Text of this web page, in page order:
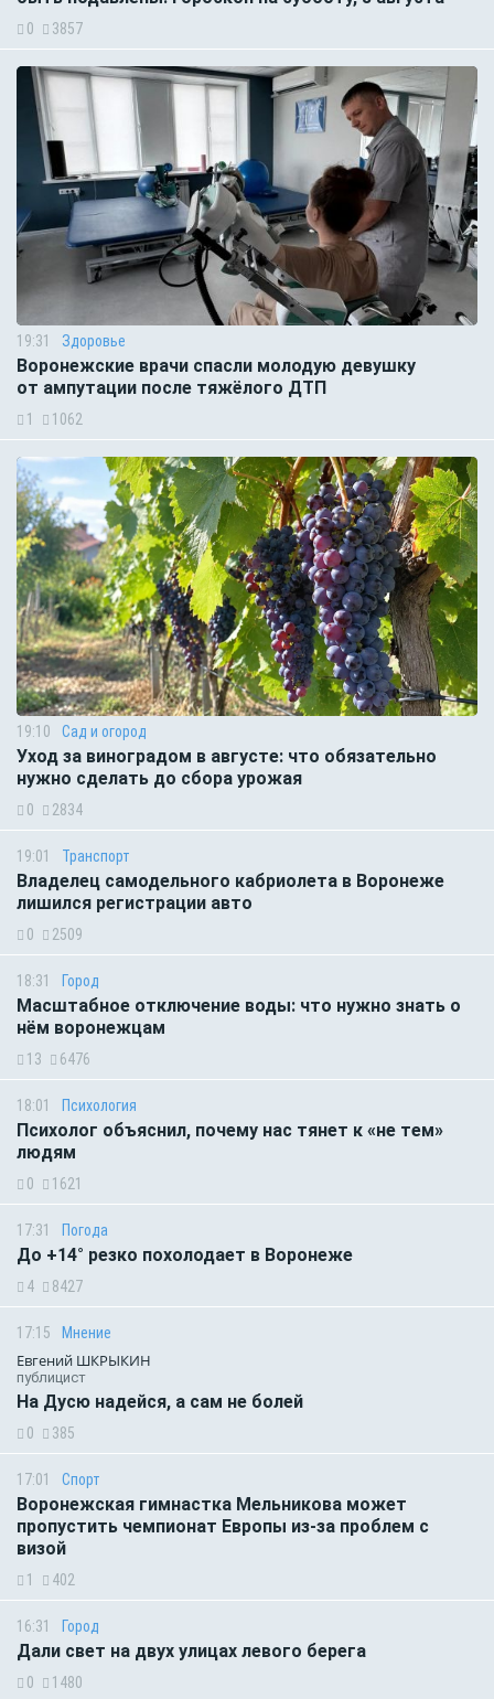
0 3857
19:31 Здоровье
Воронежские врачи спасли молодую девушку
от ампутации после тяжёлого ДТП
1 1062
19:10 Сад и огород
Уход за виноградом в августе: что обязательно
нужно сделать до сбора урожая
0 2834
19:01 Транспорт
Владелец самодельного кабриолета в Воронеже
лишился регистрации авто
0 2509
18:31 Город
Масштабное отключение воды: что нужно знать о
нём воронежцам
13 6476
18:01 Психология
Психолог объяснил, почему нас тянет к «не тем»
людям
0 1621
17:31 Погода
До +14° резко похолодает в Воронеже
4 8427
17:15 Мнение
Евгений ШКРЫКИН
публицист
На Дусю надейся, а сам не болей
0 385
17:01 Спорт
Воронежская гимнастка Мельникова может
пропустить чемпионат Европы из-за проблем с
визой
1 402
16:31 Город
Дали свет на двух улицах левого берега
0 1480